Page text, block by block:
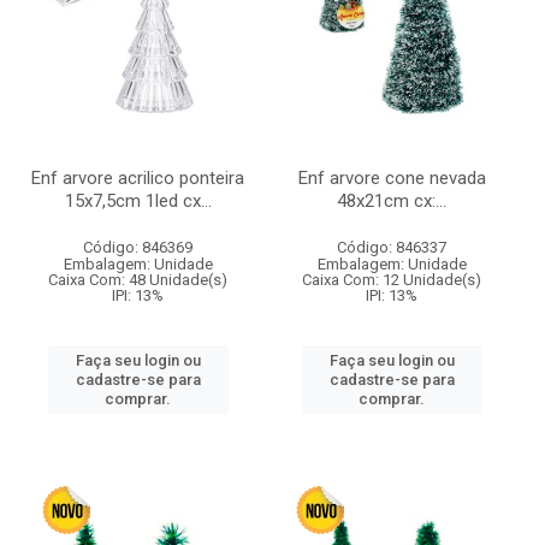
Enf arvore acrilico ponteira
15x7,5cm 1led cx...
Código: 846369
Embalagem: Unidade
Caixa Com: 48 Unidade(s)
IPI: 13%
Faça seu login ou
cadastre-se para
comprar.
Enf arvore cone nevada
48x21cm cx:...
Código: 846337
Embalagem: Unidade
Caixa Com: 12 Unidade(s)
IPI: 13%
Faça seu login ou
cadastre-se para
comprar.